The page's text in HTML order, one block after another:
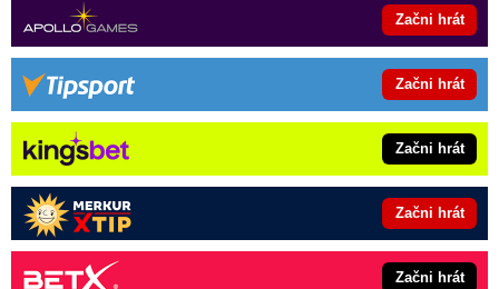
Začni hrát
Začni hrát
Začni hrát
Začni hrát
Začni hrát